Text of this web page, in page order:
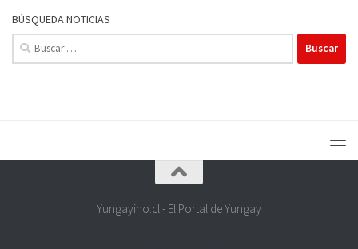
BÚSQUEDA NOTICIAS
Buscar:
Yungayino.cl - El Portal de Yungay